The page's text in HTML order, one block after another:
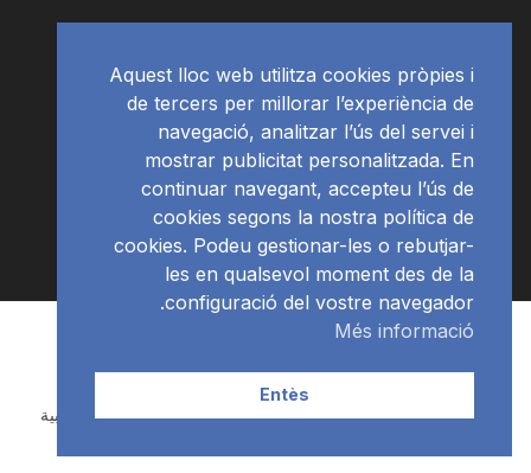
RàdioNews
Català
(الكاتالوينية)
Español
(الأسبانية) العربية
Aquest lloc web utilitza cookies pròpies i
de tercers per millorar l’experiència de
navegació, analitzar l’ús del servei i
mostrar publicitat personalitzada. En
continuar navegant, accepteu l’ús de
cookies segons la nostra política de
cookies. Podeu gestionar-les o rebutjar-
les en qualsevol moment des de la
configuració del vostre navegador.
Més informació
Entès